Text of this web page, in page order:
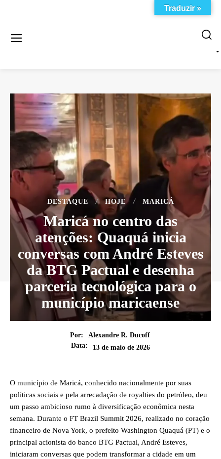
DESTAQUE HOJE MARICÁ
Maricá no centro das
atenções: Quaquá inicia
conversas com André Esteves
da BTG Pactual e desenha
parceria tecnológica para o
município maricaense
Por:
Alexandre R. Ducoff
Data:
13 de maio de 2026
O município de Maricá, conhecido nacionalmente por suas
políticas sociais e pela arrecadação de royalties do petróleo, deu
um passo ambicioso rumo à diversificação econômica nesta
semana. Durante o FT Brazil Summit 2026, realizado no coração
financeiro de Nova York, o prefeito Washington Quaquá (PT) e o
principal acionista do banco BTG Pactual, André Esteves,
iniciaram conversas que podem transformar a cidade em um
Traduzir »